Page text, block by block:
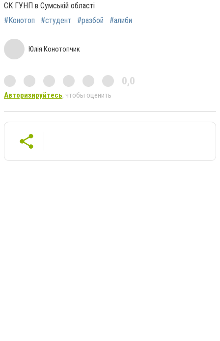
СК ГУНП в Сумській області
#Конотоп
#студент #разбой #алиби
Юлія Конотопчик
0,0
Авторизируйтесь, чтобы оценить